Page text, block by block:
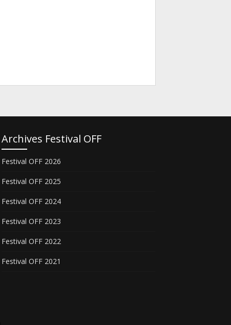
Archives Festival OFF
Festival OFF 2026
Festival OFF 2025
Festival OFF 2024
Festival OFF 2023
Festival OFF 2022
Festival OFF 2021